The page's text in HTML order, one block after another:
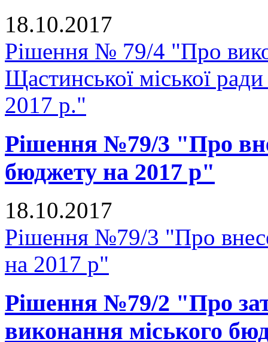
18.10.2017
Рішення № 79/4 "Про
Щастинської міської
2017 р."
Рішення №79/3 "Про
бюджету на 2017 р"
18.10.2017
Рішення №79/3 "Про
на 2017 р"
Рішення №79/2 "Про
виконання міського